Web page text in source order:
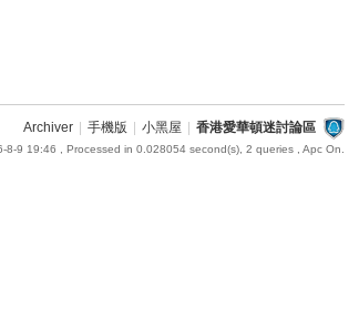
Archiver 手機版 小黑屋 香港愛華頓迷討論區
8-9 19:46 , Processed in 0.028054 second(s), 2 queries , Apc On.